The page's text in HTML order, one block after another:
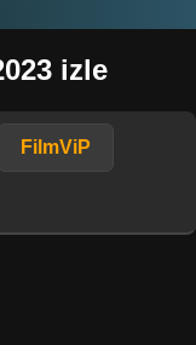
izle
FilmViP